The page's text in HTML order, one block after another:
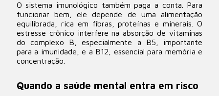
O sistema imunológico também paga a conta. Para
funcionar bem, ele depende de uma alimentação
equilibrada, rica em fibras, proteínas e minerais. O
estresse crônico interfere na absorção de vitaminas
do complexo B, especialmente a B5, importante
para a imunidade, e a B12, essencial para memória e
concentração.
Quando a saúde mental entra em risco